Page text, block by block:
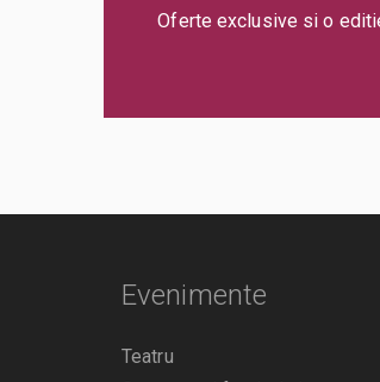
Oferte exclusive si o
Evenimente
Teatru